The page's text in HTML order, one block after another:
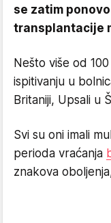
se zatim
transplantacije
Nešto više od
ispitivanju u
Britaniji, Upsali u
Svi su oni imali
perioda vraćanja
znakova